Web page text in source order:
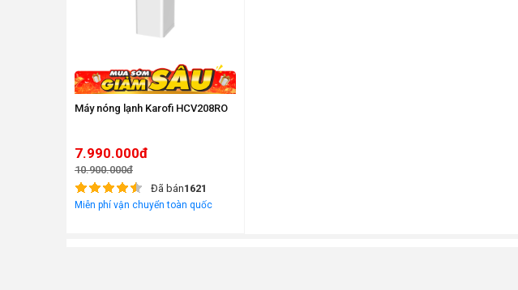
Máy nóng lạnh Karofi HCV208RO
7.990.000đ
10.900.000đ
Đã bán1621
Miễn phí vận chuyển toàn quốc